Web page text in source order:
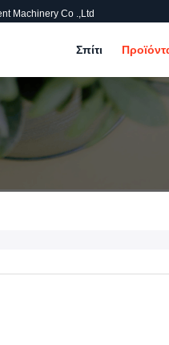
Machinery Co .,ltd
Σπίτι